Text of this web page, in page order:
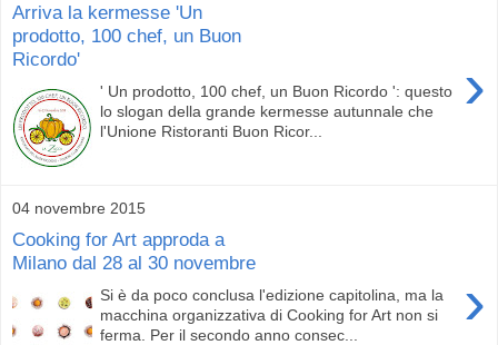
Arriva la kermesse 'Un
prodotto, 100 chef, un Buon
Ricordo'
›
' Un prodotto, 100 chef, un Buon Ricordo ': questo
lo slogan della grande kermesse autunnale che
l'Unione Ristoranti Buon Ricor...
04 novembre 2015
Cooking for Art approda a
Milano dal 28 al 30 novembre
›
Si è da poco conclusa l'edizione capitolina, ma la
macchina organizzativa di Cooking for Art non si
ferma. Per il secondo anno consec...